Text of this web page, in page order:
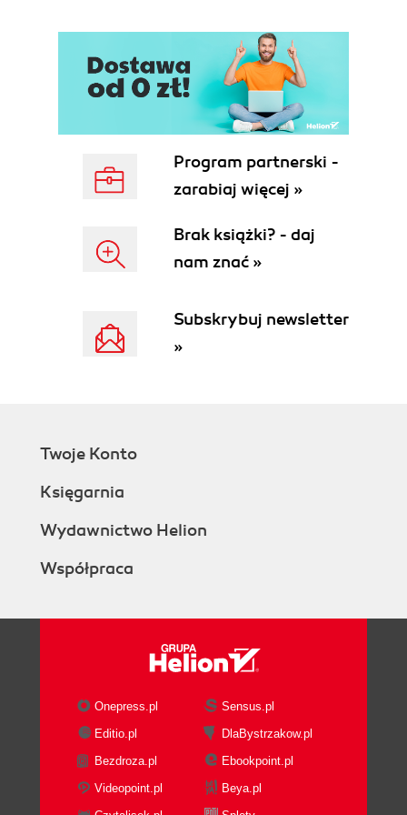
Program partnerski -
zarabiaj więcej »
Brak książki? - daj
nam znać »
Subskrybuj newsletter
»
Twoje Konto
Księgarnia
Wydawnictwo Helion
Współpraca
Onepress.pl
Sensus.pl
Editio.pl
DlaBystrzakow.pl
Bezdroza.pl
Ebookpoint.pl
Videopoint.pl
Beya.pl